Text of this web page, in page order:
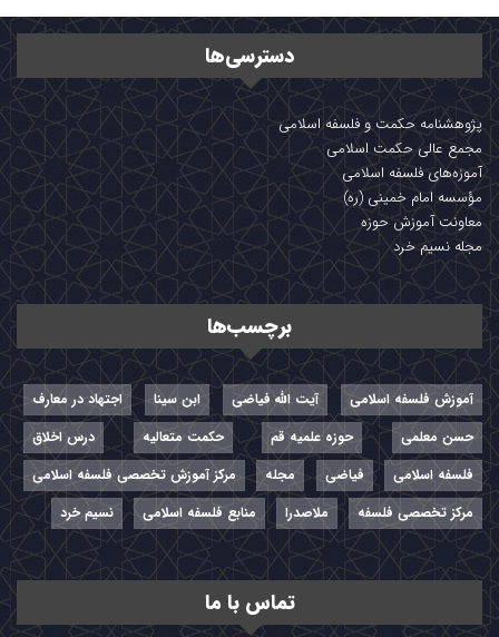
دسترسی‌ها
پژوهشنامه حکمت و فلسفه اسلامی
مجمع عالی حکمت اسلامی
آموزه‌های فلسفه اسلامی
مؤسسه امام خمینی (ره)
معاونت آموزش حوزه
مجله نسیم خرد
برچسب‌ها
آموزش فلسفه اسلامی آیت الله فیاضی ابن سینا
اجتهاد در معارف
حسن معلمی
حوزه علمیه قم حکمت متعالیه
درس اخلاق
فلسفه اسلامی
فیاضی مجله
مرکز آموزش تخصصی فلسفه اسلامی
مرکز تخصصی فلسفه
ملاصدرا منابع فلسفه اسلامی نسیم خرد
تماس با ما